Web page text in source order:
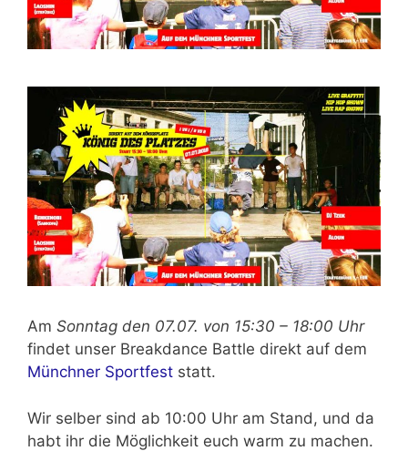
Am Sonntag den 07.07. von 15:30 – 18:00 Uhr
findet unser Breakdance Battle direkt auf dem
Münchner Sportfest statt.
Wir selber sind ab 10:00 Uhr am Stand, und da
habt ihr die Möglichkeit euch warm zu machen.